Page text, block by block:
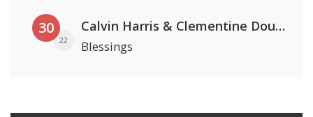
30
22
Calvin Harris & Clementine Douglas
Blessings